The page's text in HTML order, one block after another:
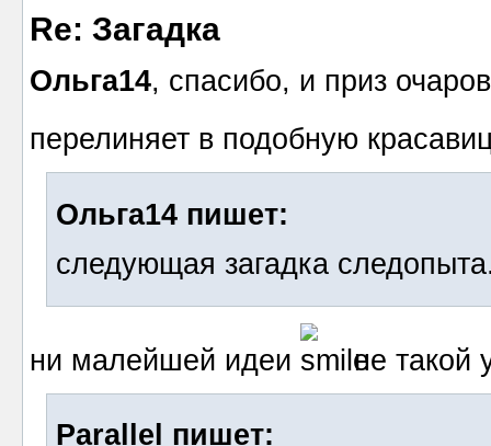
Re: Загадка
Ольга14, спасибо, и приз
перелиняет в подобную
Ольга14 пишет:
следующая загадка
ни малейшей идеи не такой
Parallel пишет: